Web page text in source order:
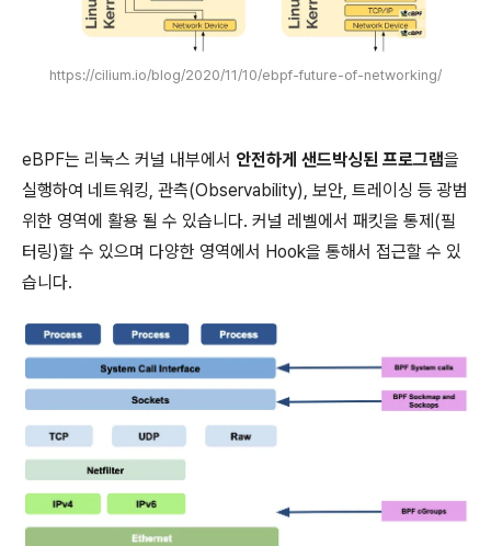
https://cilium.io/blog/2020/11/10/ebpf-future-of-networking/
eBPF는 리눅스 커널 내부에서 안전하게 샌드박싱된 프로그램을
실행하여 네트워킹, 관측(Observability), 보안, 트레이싱 등 광범
위한 영역에 활용 될 수 있습니다. 커널 레벨에서 패킷을 통제(필
터링)할 수 있으며 다양한 영역에서 Hook을 통해서 접근할 수 있
습니다.